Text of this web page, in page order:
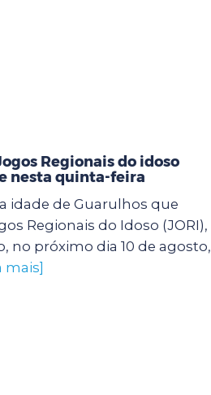
Regionais do idoso
nesta quinta-feira
idade de Guarulhos que
Regionais do Idoso (JORI),
no próximo dia 10 de agosto,
mais]